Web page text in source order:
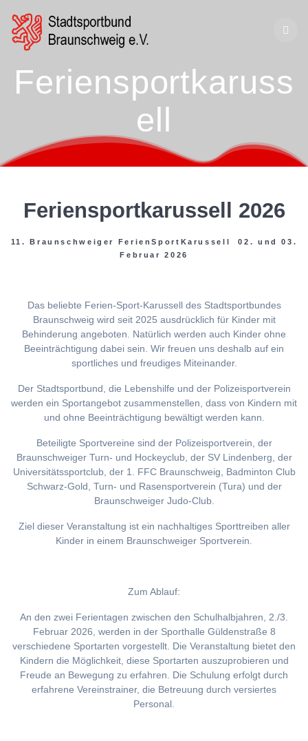
Feriensportkaruss
ell
Feriensportkarussell 2026
11. Braunschweiger FerienSportKarussell 02. und 03.
Februar 2026
Das beliebte Ferien-Sport-Karussell des Stadtsportbundes
Braunschweig wird seit 2025 ausdrücklich für Kinder mit
Behinderung angeboten. Natürlich werden auch Kinder ohne
Beeinträchtigung dabei sein. Wir freuen uns deshalb auf ein
sportliches und freudiges Miteinander.
Der Stadtsportbund, die Lebenshilfe und der Polizeisportverein
werden ein Sportangebot zusammenstellen, dass von Kindern mit
und ohne Beeinträchtigung bewältigt werden kann.
Beteiligte Sportvereine sind der Polizeisportverein, der
Braunschweiger Turn- und Hockeyclub, der SV Lindenberg, der
Universitätssportclub, der 1. FFC Braunschweig, Badminton Club
Schwarz-Gold, Turn- und Rasensportverein (Tura) und der
Braunschweiger Judo-Club.
Ziel dieser Veranstaltung ist ein nachhaltiges Sporttreiben aller
Kinder in einem Braunschweiger Sportverein.
Zum Ablauf:
An den zwei Ferientagen zwischen den Schulhalbjahren, 2./3.
Februar 2026, werden in der Sporthalle Güldenstraße 8
verschiedene Sportarten vorgestellt. Die Veranstaltung bietet den
Kindern die Möglichkeit, diese Sportarten auszuprobieren und
Freude an Bewegung zu erfahren. Die Schulung erfolgt durch
erfahrene Vereinstrainer, die Betreuung durch versiertes
Personal.